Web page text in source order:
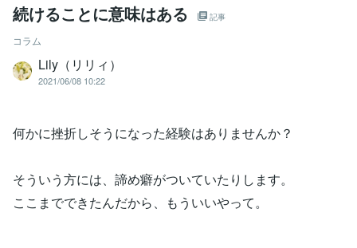
続けることに意味はある 記事
コラム
Lily（リリィ）
2021/06/08 10:22
何かに挫折しそうになった経験はありませんか？
そういう方には、諦め癖がついていたりします。
ここまでできたんだから、もういいやって。